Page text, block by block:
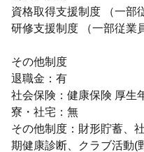
資格取得支援制度 （一部
研修支援制度 （一部従業
その他制度
退職金：有
社会保険：健康保険 厚生
寮・社宅：無
その他制度：財形貯蓄、
期健康診断、クラブ活動(